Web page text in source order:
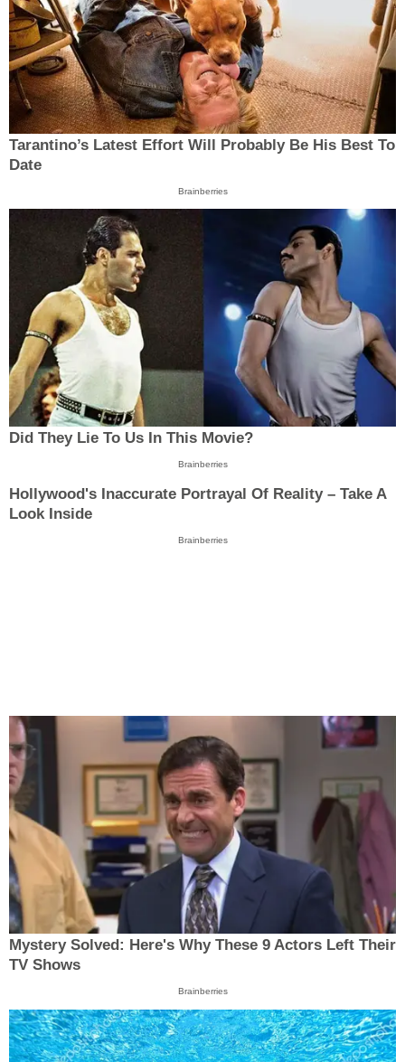
Tarantino’s Latest Effort Will Probably Be His Best To
Date
Brainberries
Did They Lie To Us In This Movie?
Brainberries
Hollywood's Inaccurate Portrayal Of Reality – Take A
Look Inside
Brainberries
Mystery Solved: Here's Why These 9 Actors Left Their
TV Shows
Brainberries